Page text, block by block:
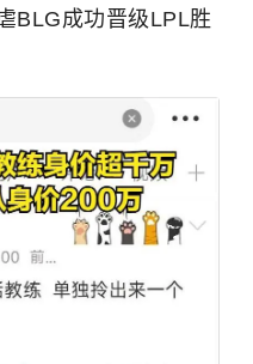
BLG成功晋级LPL胜